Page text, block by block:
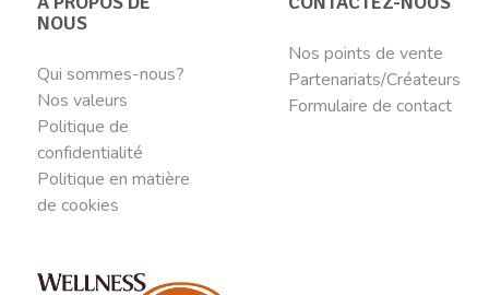
NOUS
Qui sommes-nous?
Nos valeurs
Politique de
confidentialité
Politique en matière
de cookies
Nos points de vente
Partenariats/Créateurs
Formulaire de contact